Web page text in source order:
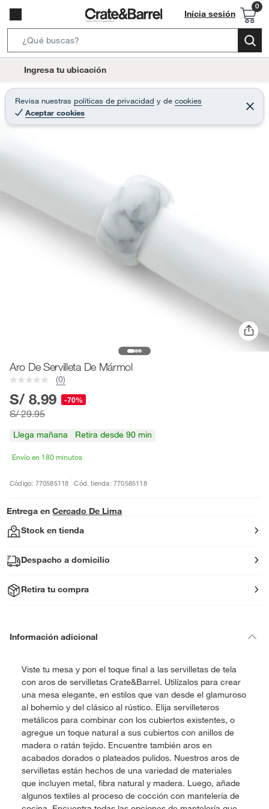
Inicia sesión
e
r
c
t
Ingresa tu ubicación
Revisa nuestras políticas de privacidad y de cookies
Aceptar cookies
C
e
r
Aro De Servilleta De Mármol
(0)
S/ 8.99 -70%
S/ 29.95
Llega mañana Retira desde 90 min
Envío en 180 minutos
Código: 770585118 Cód. tienda: 770585118
Entrega en Cercado De Lima
Stock en tienda
Despacho a domicilio
Retira tu compra
Información adicional
Viste tu mesa y pon el toque final a las servilletas de tela
con aros de servilletas Crate&Barrel. Utilízalos para crear
una mesa elegante, en estilos que van desde el glamuroso
al bohemio y del clásico al rústico. Elija servilleteros
metálicos para combinar con los cubiertos existentes, o
agregue un toque natural a sus cubiertos con anillos de
madera o ratán tejido. Encuentre también aros en
acabados dorados o plateados pulidos. Nuestros aros de
servilletas están hechos de una variedad de materiales
que incluyen metal, fibra natural y madera. Luego, añade
algunos textiles al proceso de cocción con mantelería de